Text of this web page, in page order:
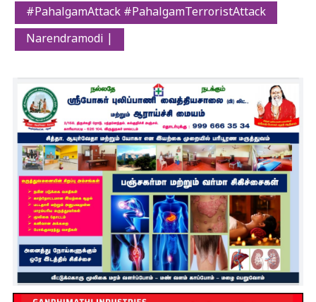
#PahalgamAttack #PahalgamTerroristAttack
Narendramodi |